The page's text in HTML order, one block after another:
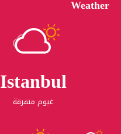
Weather
Istanbul
غيوم متفرقة